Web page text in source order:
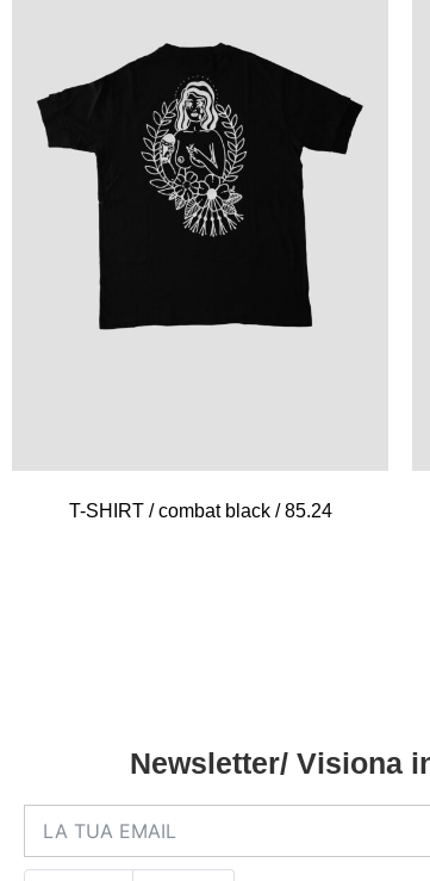
T-SHIRT / combat black / 85.24
Newsletter/ Visiona